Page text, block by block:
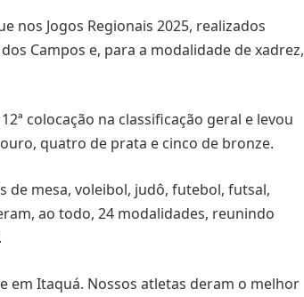
nos Jogos Regionais 2025, realizados
Campos e, para a modalidade de xadrez,
colocação na classificação geral e levou
quatro de prata e cinco de bronze.
mesa, voleibol, judô, futebol, futsal,
ao todo, 24 modalidades, reunindo
em Itaquá. Nossos atletas deram o melhor